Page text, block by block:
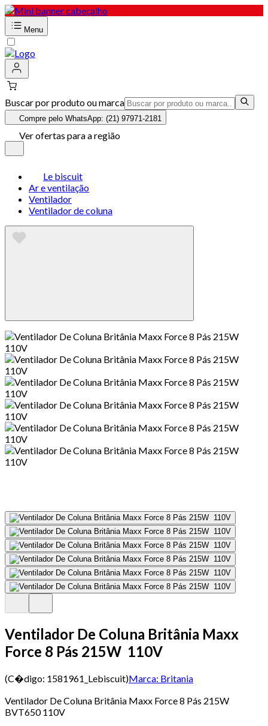
Menu
Buscar por produto ou marca
Compre pelo WhatsApp: (21) 97971-2181
Ver ofertas para a região
Le biscuit
Ar e ventilação
Ventilador
Ventilador de coluna
Ventilador De Coluna Britânia Maxx
Force 8 Pás 215W 110V
(C�digo: 1581961_Lebiscuit)Marca: Britania
Ventilador De Coluna Britânia Maxx Force 8 Pás 215W
BVT650 110V